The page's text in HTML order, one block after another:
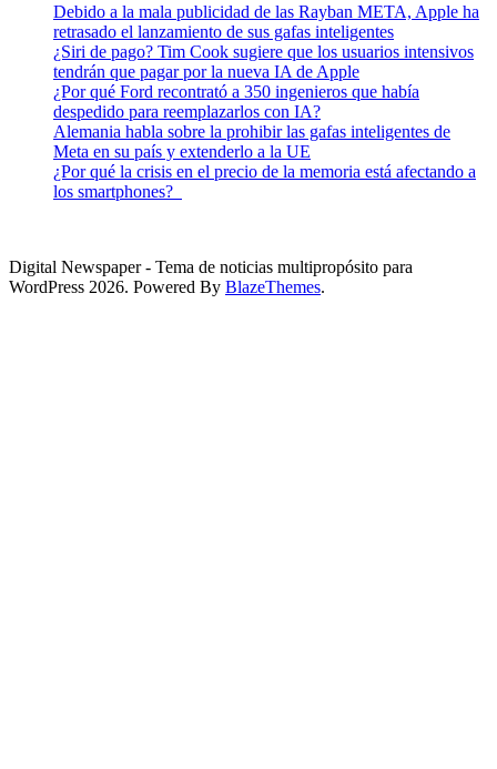
Debido a la mala publicidad de las Rayban META, Apple ha
retrasado el lanzamiento de sus gafas inteligentes
¿Siri de pago? Tim Cook sugiere que los usuarios intensivos
tendrán que pagar por la nueva IA de Apple
¿Por qué Ford recontrató a 350 ingenieros que había
despedido para reemplazarlos con IA?
Alemania habla sobre la prohibir las gafas inteligentes de
Meta en su país y extenderlo a la UE
¿Por qué la crisis en el precio de la memoria está afectando a
los smartphones?
Digital Newspaper - Tema de noticias multipropósito para
WordPress 2026. Powered By BlazeThemes.